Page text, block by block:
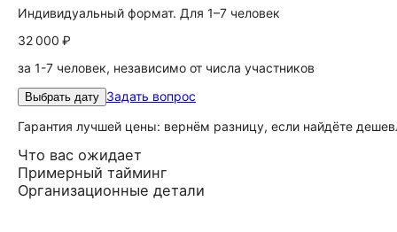
Индивидуальный формат. Для 1–7 человек
32 000 ₽
за 1-7 человек, независимо от числа участников
Выбрать дату Задать вопрос
Гарантия лучшей цены: вернём разницу, если найдёте
Что вас ожидает
Примерный тайминг
Организационные детали